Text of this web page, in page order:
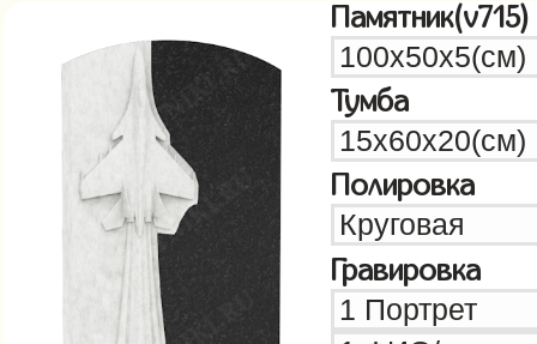
Памятник(v715)
Тумба
Полировка
Гравировка